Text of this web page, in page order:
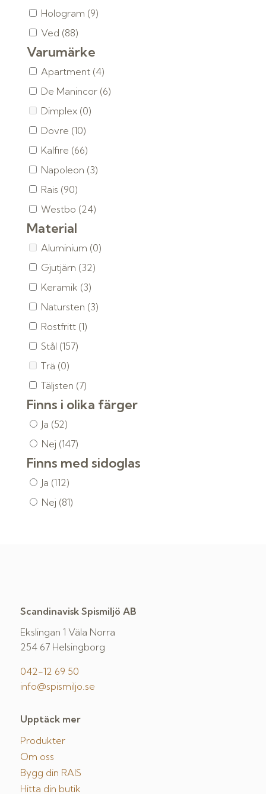
Hologram (9)
Ved (88)
Varumärke
Apartment (4)
De Manincor (6)
Dimplex (0)
Dovre (10)
Kalfire (66)
Napoleon (3)
Rais (90)
Westbo (24)
Material
Aluminium (0)
Gjutjärn (32)
Keramik (3)
Natursten (3)
Rostfritt (1)
Stål (157)
Trä (0)
Täljsten (7)
Finns i olika färger
Ja (52)
Nej (147)
Finns med sidoglas
Ja (112)
Nej (81)
Scandinavisk Spismiljö AB
Ekslingan 1 Väla Norra
254 67 Helsingborg
042-12 69 50
info@spismiljo.se
Upptäck mer
Produkter
Om oss
Bygg din RAIS
Hitta din butik